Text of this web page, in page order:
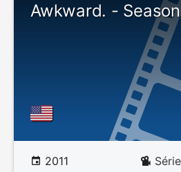
Awkward. -
2011